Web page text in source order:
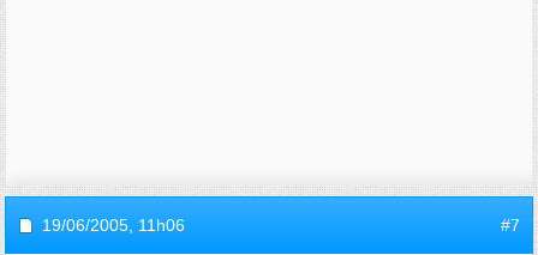
19/06/2005, 11h06 #7